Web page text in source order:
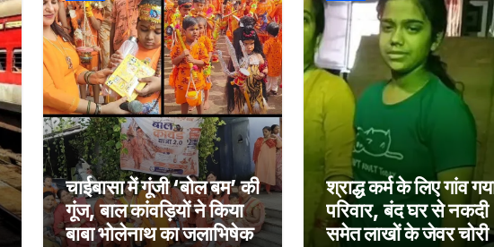
चाईबासा में गूंजी ‘बोल बम’ की
गूंज, बाल कांवड़ियों ने किया
बाबा भोलेनाथ का जलाभिषेक
श्राद्ध कर्म के लिए गांव
परिवार, बंद घर से नकदी
समेत लाखों के जेवर चोरी